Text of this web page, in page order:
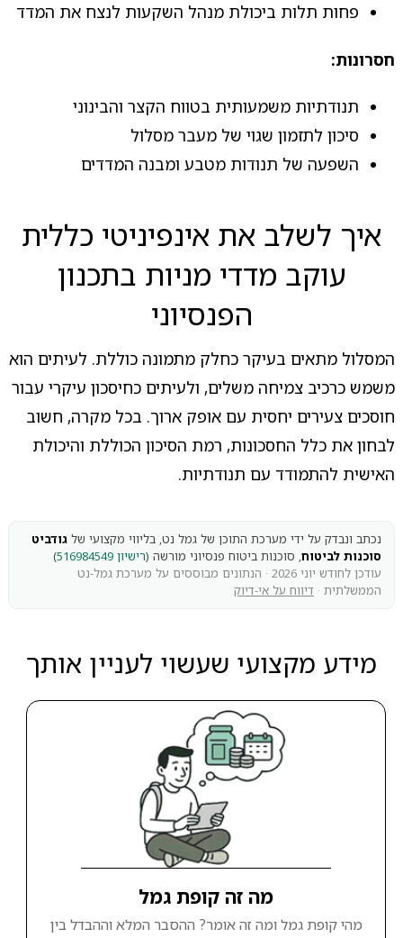
פחות תלות ביכולת מנהל השקעות לנצח את המדד
חסרונות:
תנודתיות משמעותית בטווח הקצר והבינוני
סיכון לתזמון שגוי של מעבר מסלול
השפעה של תנודות מטבע ומבנה המדדים
איך לשלב את אינפיניטי כללית
עוקב מדדי מניות בתכנון
הפנסיוני
המסלול מתאים בעיקר כחלק מתמונה כוללת. לעיתים הוא
משמש כרכיב צמיחה משלים, ולעיתים כחיסכון עיקרי עבור
חוסכים צעירים יחסית עם אופק ארוך. בכל מקרה, חשוב
לבחון את כלל החסכונות, רמת הסיכון הכוללת והיכולת
האישית להתמודד עם תנודתיות.
נכתב ונבדק על ידי מערכת התוכן של גמל נט, בליווי מקצועי של גודביט
סוכנות לביטוח, סוכנות ביטוח פנסיוני מורשה (רישיון 516984549
)
עודכן לחודש יוני 2026 · הנתונים מבוססים על מערכת גמל-נט
הממשלתית · דיווח על אי-דיוק
מידע מקצועי שעשוי לעניין אותך
מה זה קופת גמל
מהי קופת גמל ומה זה אומר? ההסבר המלא וההבדל בין